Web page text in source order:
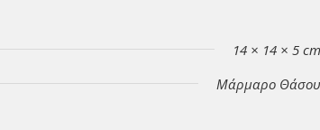
14 × 14 × 5 cm
Μάρμαρο Θάσου